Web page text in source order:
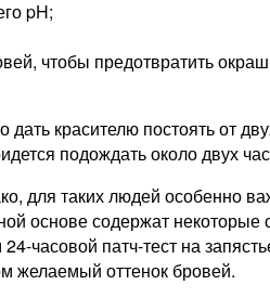
pH;
чтобы предотвратить
красителю постоять от
подождать около двух
для таких людей особенно
основе содержат
часовой патч-тест на
желаемый оттенок бровей.